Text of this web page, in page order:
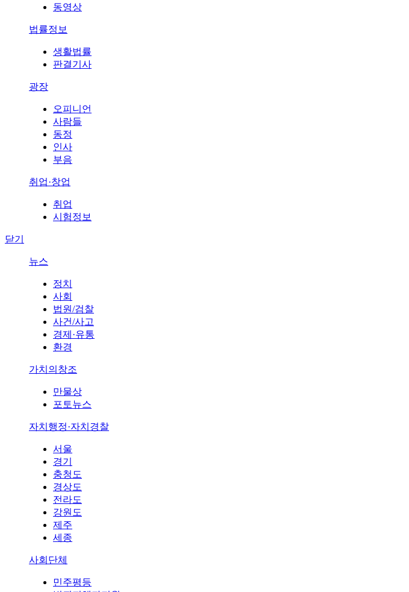
동영상
법률정보
생활법률
판결기사
광장
오피니언
사람들
동정
인사
부음
취업·창업
취업
시험정보
닫기
뉴스
정치
사회
법원/검찰
사건/사고
경제·유통
환경
가치의창조
만물상
포토뉴스
자치행정·자치경찰
서울
경기
충청도
경상도
전라도
강원도
제주
세종
사회단체
민주평등